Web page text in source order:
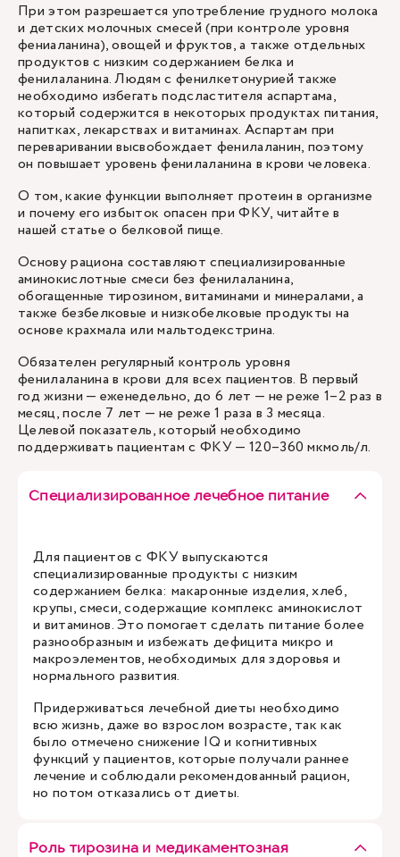
При этом разрешается употребление грудного молока
и детских молочных смесей (при контроле уровня
фениаланина), овощей и фруктов, а также отдельных
продуктов с низким содержанием белка и
фенилаланина. Людям с фенилкетонурией также
необходимо избегать подсластителя аспартама,
который содержится в некоторых продуктах питания,
напитках, лекарствах и витаминах. Аспартам при
переваривании высвобождает фенилаланин, поэтому
он повышает уровень фенилаланина в крови человека.
О том, какие функции выполняет протеин в организме
и почему его избыток опасен при ФКУ, читайте в
нашей статье о белковой пище.
Основу рациона составляют специализированные
аминокислотные смеси без фенилаланина,
обогащенные тирозином, витаминами и минералами, а
также безбелковые и низкобелковые продукты на
основе крахмала или мальтодекстрина.
Обязателен регулярный контроль уровня
фенилаланина в крови для всех пациентов. В первый
год жизни — еженедельно, до 6 лет — не реже 1–2 раз в
месяц, после 7 лет — не реже 1 раза в 3 месяца.
Целевой показатель, который необходимо
поддерживать пациентам с ФКУ — 120–360 мкмоль/л.
Специализированное лечебное питание
Для пациентов с ФКУ выпускаются
специализированные продукты с низким
содержанием белка: макаронные изделия, хлеб,
крупы, смеси, содержащие комплекс аминокислот
и витаминов. Это помогает сделать питание более
разнообразным и избежать дефицита микро и
макроэлементов, необходимых для здоровья и
нормального развития.
Придерживаться лечебной диеты необходимо
всю жизнь, даже во взрослом возрасте, так как
было отмечено снижение IQ и когнитивных
функций у пациентов, которые получали раннее
лечение и соблюдали рекомендованный рацион,
но потом отказались от диеты.
Роль тирозина и медикаментозная